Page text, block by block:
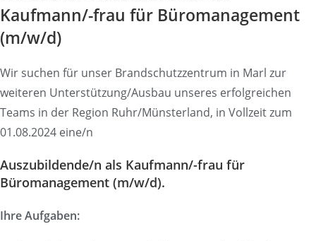
Kaufmann/-frau für Büromanagement
(m/w/d)
Wir suchen für unser Brandschutzzentrum in Marl zur
weiteren Unterstützung/Ausbau unseres erfolgreichen
Teams in der Region Ruhr/Münsterland, in Vollzeit zum
01.08.2024 eine/n
Auszubildende/n als Kaufmann/-frau für
Büromanagement (m/w/d).
Ihre Aufgaben: